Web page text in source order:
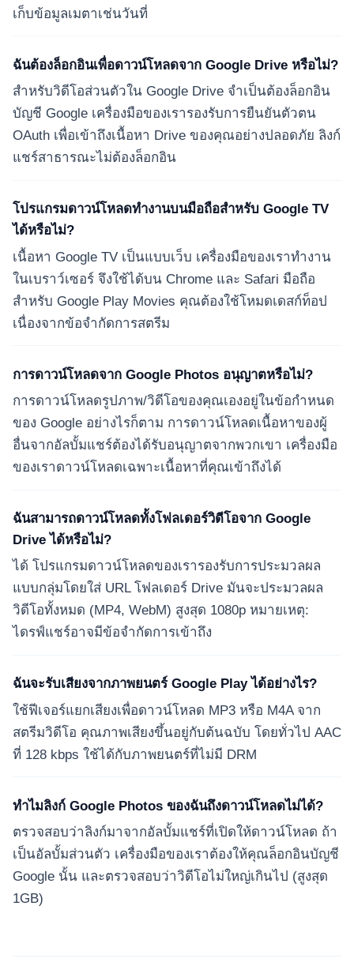
เก็บข้อมูลเมตาเช่นวันที่
ฉันต้องล็อกอินเพื่อดาวน์โหลดจาก Google Drive หรือไม่?
สำหรับวิดีโอส่วนตัวใน Google Drive จำเป็นต้องล็อกอิน
บัญชี Google เครื่องมือของเรารองรับการยืนยันตัวตน
OAuth เพื่อเข้าถึงเนื้อหา Drive ของคุณอย่างปลอดภัย ลิงก์
แชร์สาธารณะไม่ต้องล็อกอิน
โปรแกรมดาวน์โหลดทำงานบนมือถือสำหรับ Google TV
ได้หรือไม่?
เนื้อหา Google TV เป็นแบบเว็บ เครื่องมือของเราทำงาน
ในเบราว์เซอร์ จึงใช้ได้บน Chrome และ Safari มือถือ
สำหรับ Google Play Movies คุณต้องใช้โหมดเดสก์ท็อป
เนื่องจากข้อจำกัดการสตรีม
การดาวน์โหลดจาก Google Photos อนุญาตหรือไม่?
การดาวน์โหลดรูปภาพ/วิดีโอของคุณเองอยู่ในข้อกำหนด
ของ Google อย่างไรก็ตาม การดาวน์โหลดเนื้อหาของผู้
อื่นจากอัลบั้มแชร์ต้องได้รับอนุญาตจากพวกเขา เครื่องมือ
ของเราดาวน์โหลดเฉพาะเนื้อหาที่คุณเข้าถึงได้
ฉันสามารถดาวน์โหลดทั้งโฟลเดอร์วิดีโอจาก Google
Drive ได้หรือไม่?
ได้ โปรแกรมดาวน์โหลดของเรารองรับการประมวลผล
แบบกลุ่มโดยใส่ URL โฟลเดอร์ Drive มันจะประมวลผล
วิดีโอทั้งหมด (MP4, WebM) สูงสุด 1080p หมายเหตุ:
ไดรฟ์แชร์อาจมีข้อจำกัดการเข้าถึง
ฉันจะรับเสียงจากภาพยนตร์ Google Play ได้อย่างไร?
ใช้ฟีเจอร์แยกเสียงเพื่อดาวน์โหลด MP3 หรือ M4A จาก
สตรีมวิดีโอ คุณภาพเสียงขึ้นอยู่กับต้นฉบับ โดยทั่วไป AAC
ที่ 128 kbps ใช้ได้กับภาพยนตร์ที่ไม่มี DRM
ทำไมลิงก์ Google Photos ของฉันถึงดาวน์โหลดไม่ได้?
ตรวจสอบว่าลิงก์มาจากอัลบั้มแชร์ที่เปิดให้ดาวน์โหลด ถ้า
เป็นอัลบั้มส่วนตัว เครื่องมือของเราต้องให้คุณล็อกอินบัญชี
Google นั้น และตรวจสอบว่าวิดีโอไม่ใหญ่เกินไป (สูงสุด
1GB)